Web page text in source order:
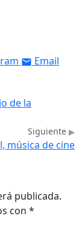
Email
de la
Siguiente
música de cine
publicada.
con *